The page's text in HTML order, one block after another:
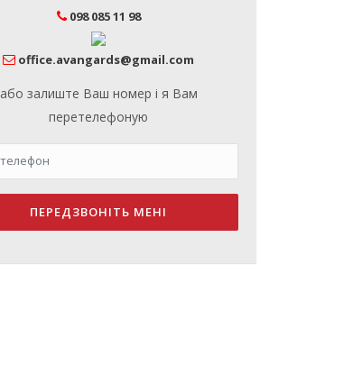
098 085 11 98
office.avangards@gmail.com
або залиште Ваш номер і я Вам
перетелефоную
ПЕРЕДЗВОНІТЬ МЕНІ